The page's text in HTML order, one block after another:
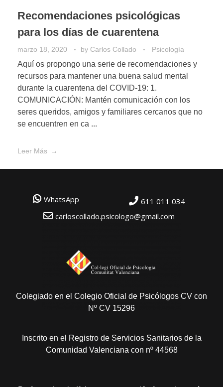
Recomendaciones psicológicas
para los días de cuarentena
marzo 18, 2020 by Carlos Collado Psicología
Aquí os propongo una serie de recomendaciones y
recursos para mantener una buena salud mental
durante la cuarentena del COVID-19: 1.
COMUNICACIÓN: Mantén comunicación con los
seres queridos, amigos y familiares cercanos que no
se encuentren en ca ...
Leer Más
WhatsApp
611 011 034
carloscollado.psicologo@gmail.com
Colegiado en el Colegio Oficial de Psicólogos CV con
Nº CV 15296
Inscrito en el Registro de Servicios Sanitarios de la
Comunidad Valenciana con nº 44568